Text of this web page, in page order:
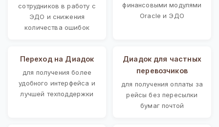
сотрудников в работу с
ЭДО и снижения
количества ошибок
финансовыми модулями
Oracle и ЭДО
Переход на Диадок
для получения более
удобного интерфейса и
лучшей техподдержки
Диадок для частных
перевозчиков
для получения оплаты за
рейсы без пересылки
бумаг почтой